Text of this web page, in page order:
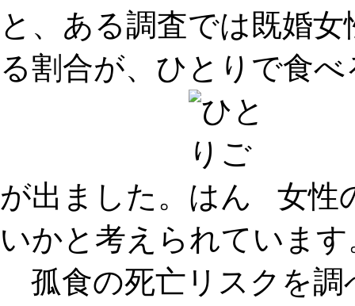
と、ある調査では既婚
る割合が、ひとりで食
が出ました。
女性
いかと考えられています
孤食の死亡リスクを調